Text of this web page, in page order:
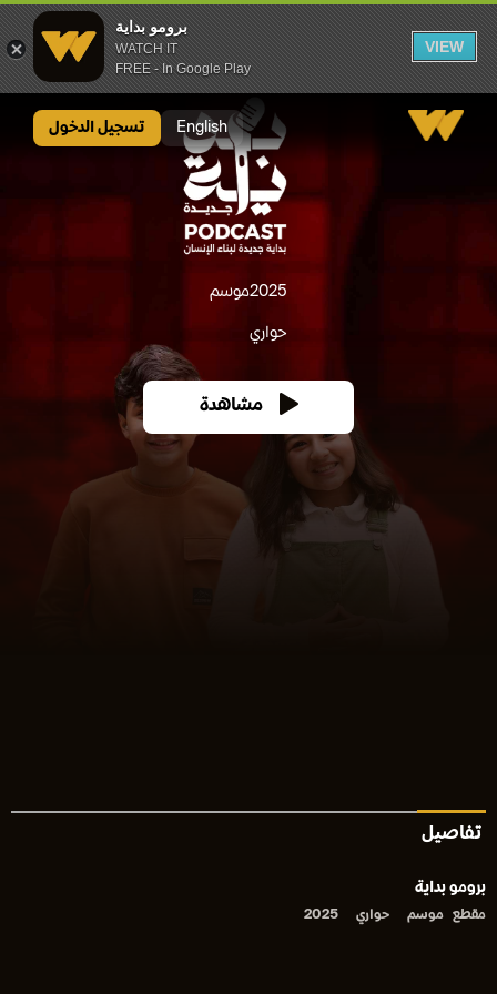
برومو بداية
WATCH IT
FREE - In Google Play
VIEW
English تسجيل الدخول
2025موسم
حواري
مشاهدة
تفاصيل
برومو بداية
مقطع موسم حواري 2025